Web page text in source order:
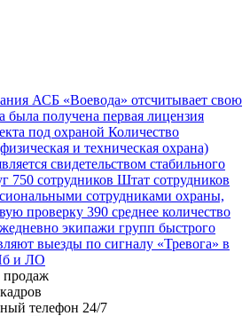
АСБ «Воевода» отсчитывает свою
была получена первая лицензия
под охраной Количество
и техническая охрана)
свидетельством стабильного
750 сотрудников Штат сотрудников
сотрудниками охраны,
проверку 390 среднее количество
экипажи групп быстрого
выезды по сигналу «Тревога» в
и ЛО
продаж
телефон 24/7